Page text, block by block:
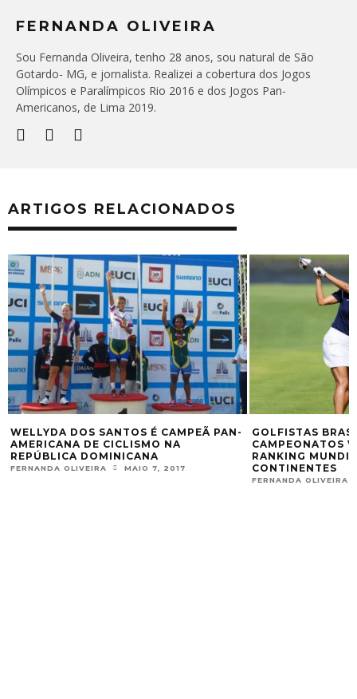
FERNANDA OLIVEIRA
Sou Fernanda Oliveira, tenho 28 anos, sou natural de São
Gotardo- MG, e jornalista. Realizei a cobertura dos Jogos
Olímpicos e Paralímpicos Rio 2016 e dos Jogos Pan-
Americanos, de Lima 2019.
ARTIGOS RELACIONADOS
DOS SANTOS É CAMPEÃ PAN-
DE CICLISMO NA
DOMINICANA
OLIVEIRA MAIO 7, 2017
GOLFISTAS
CAMPEONATOS
RANKING MUNDIAL
CONTINENTES
FERNANDA OLIVEIRA